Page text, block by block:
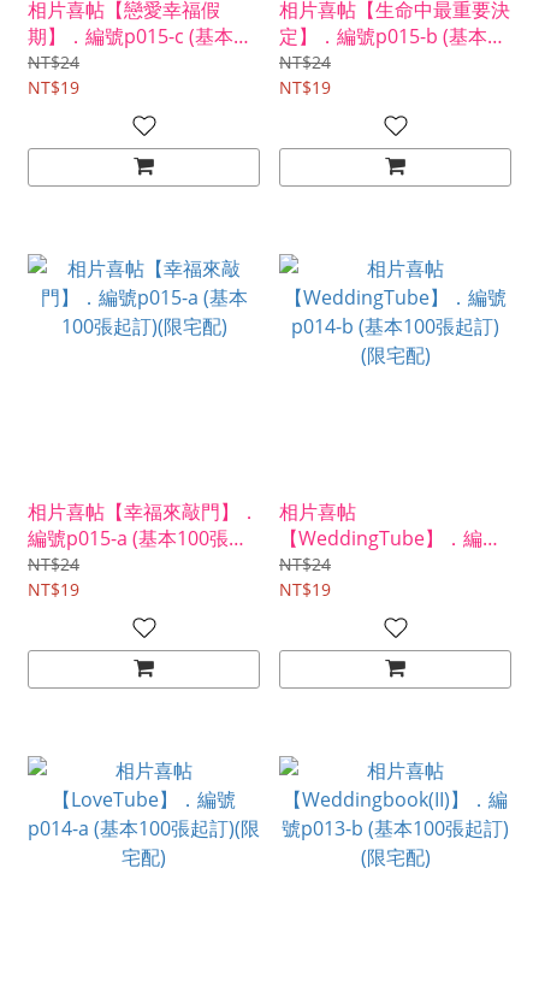
相片喜帖【戀愛幸福假
期】．編號p015-c (基本
100張起訂)(限宅配)
NT$24
NT$19
相片喜帖【生命中最重要決
定】．編號p015-b (基本
100張起訂)(限宅配)
NT$24
NT$19
相片喜帖【幸福來敲門】．
編號p015-a (基本100張起
訂)(限宅配)
NT$24
NT$19
相片喜帖
【WeddingTube】．編號
p014-b (基本100張起訂)
(限宅配)
NT$24
NT$19